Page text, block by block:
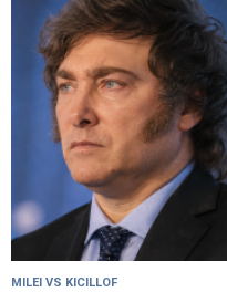
MILEI VS KICILLOF